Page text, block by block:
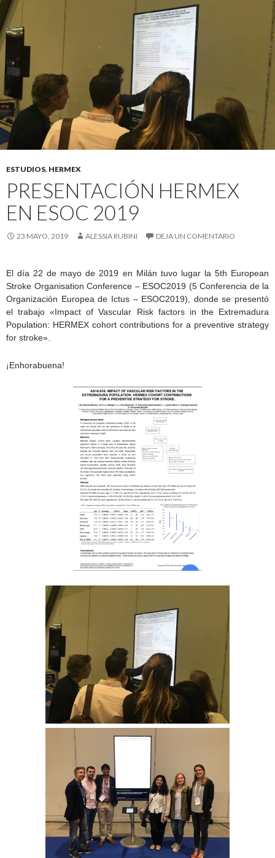
ESTUDIOS, HERMEX
PRESENTACIÓN HERMEX
EN ESOC 2019
23 MAYO, 2019 ALESSIA RUBINI DEJA UN COMENTARIO
El día 22 de mayo de 2019 en Milán tuvo lugar la 5th European
Stroke Organisation Conference – ESOC2019 (5 Conferencia de la
Organización Europea de Ictus – ESOC2019), donde se presentó
el trabajo «Impact of Vascular Risk factors in the Extremadura
Population: HERMEX cohort contributions for a preventive strategy
for stroke».
¡Enhorabuena!